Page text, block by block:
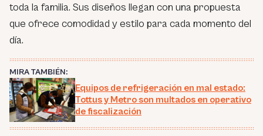
toda la familia. Sus diseños llegan con una propuesta
que ofrece comodidad y estilo para cada momento del
día.
MIRA TAMBIÉN:
Equipos de refrigeración en mal estado:
Tottus y Metro son multados en operativo
de fiscalización